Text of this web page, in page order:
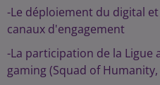
-Le déploiement du digital
canaux d'engagement
-La participation de la Ligue
gaming (Squad of